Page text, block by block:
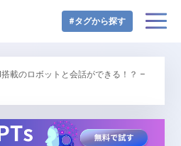
#タグから探す
載のロボットと会話ができる！？ –